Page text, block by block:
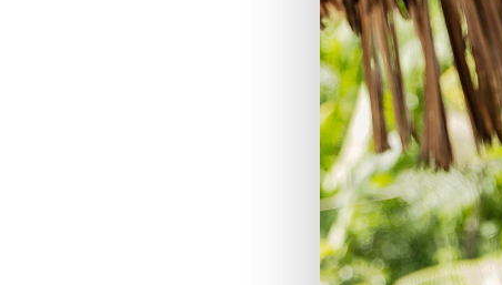
Hit enter to search or ESC to close